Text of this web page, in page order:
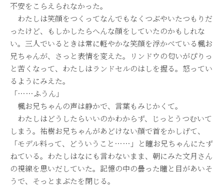
不安をこらえられなかった。
わたしは笑顔をつくってなんでもなくつぶやいたつもりだ
ったけど、もしかしたらへんな顔をしていたのかもしれな
い。三人でいるときは常に軽やかな笑顔を浮かべている楓お
兄ちゃんが、さっと表情を変えた。リンドウの匂いがぴりっ
と苦くなって、わたしはランドセルのはしを握る。怒ってい
るようにみえた。
「……ふうん」
楓お兄ちゃんの声は静かで、言葉もみじかくて。
わたしはどうしたらいいのかわからず、じっとうつむいて
しまう。祐樹お兄ちゃんがあどけない顔で首をかしげて、
「モデル料って、どういうこと……」と瞳お兄ちゃんにたず
ねている。わたしはなにも言わないまま、朝にみた文月さん
の視線を思いだしていた。記憶の中の曇った瞳と目があいそ
うで、そっとまぶたを閉じる。